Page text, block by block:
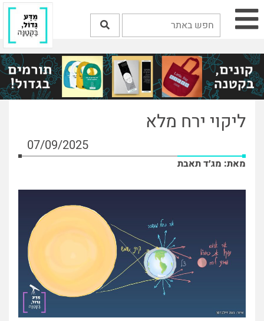
ליקוי ירח מלא
07/09/2025
מאת: מג׳ד תאבת